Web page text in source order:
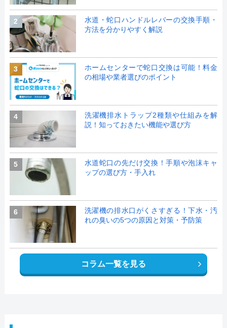
2
水道・蛇口ハンドルレバーの交換手順・
方法を分かりやすく解説
3
ホームセンターで蛇口交換は可能！料金
の相場や業者選びのポイント
4
洗濯機排水トラップ2種類や仕組みを解
説！知っておきたい機能や選び方
5
水道蛇口の先だけ交換！手順や泡沫キャ
ップの選び方・手入れ
6
洗濯機の排水口がくさすぎる！下水・汚
れの臭いの5つの原因と対策・予防策
コラム一覧を見る